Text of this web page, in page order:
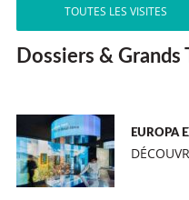
TOUTES LES VISITES
Dossiers & Grands
EUROPA